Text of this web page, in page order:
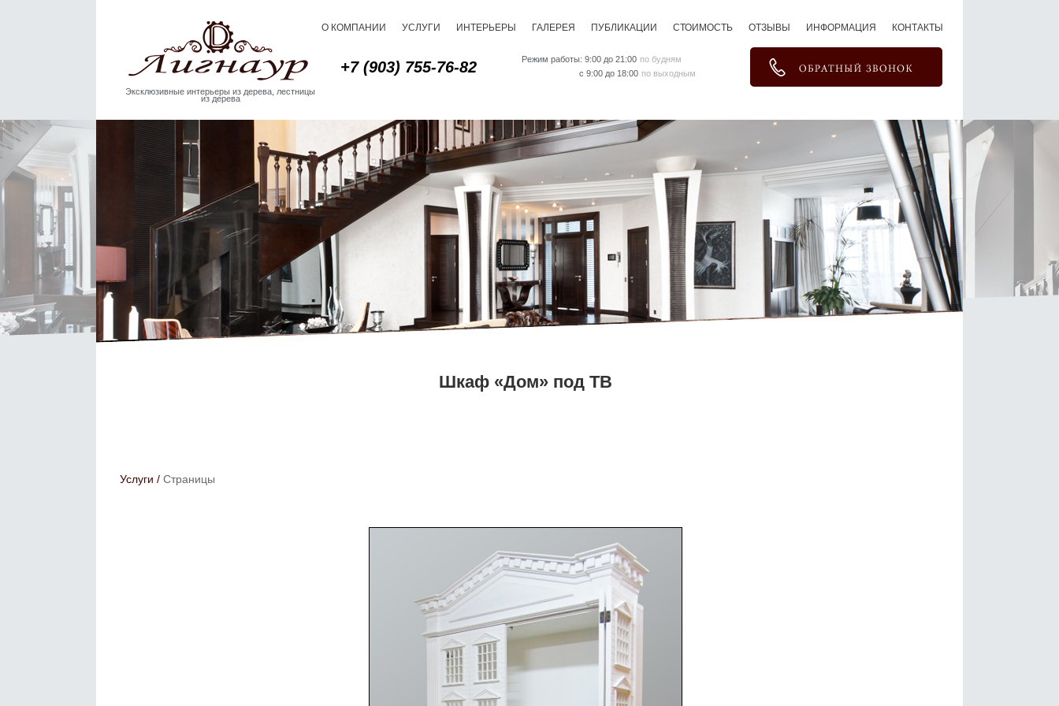
О КОМПАНИИ УСЛУГИ ИНТЕРЬЕРЫ ГАЛЕРЕЯ ПУБЛИКАЦИИ СТОИМОСТЬ ОТЗЫВЫ ИНФОРМАЦИЯ КОНТАКТЫ
+7 (903) 755-76-82 Режим работы: 9:00 до 21:00 по будням
с 9:00 до 18:00 по выходным
Эксклюзивные интерьеры из дерева, лестницы
из дерева
Шкаф «Дом» под ТВ
Услуги / Страницы